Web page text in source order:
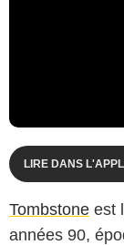
LIRE DANS
Tombstone est
années 90,